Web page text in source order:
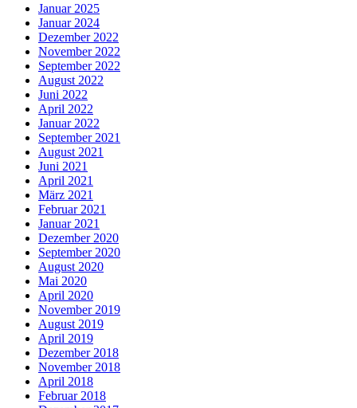
Januar 2025
Januar 2024
Dezember 2022
November 2022
September 2022
August 2022
Juni 2022
April 2022
Januar 2022
September 2021
August 2021
Juni 2021
April 2021
März 2021
Februar 2021
Januar 2021
Dezember 2020
September 2020
August 2020
Mai 2020
April 2020
November 2019
August 2019
April 2019
Dezember 2018
November 2018
April 2018
Februar 2018